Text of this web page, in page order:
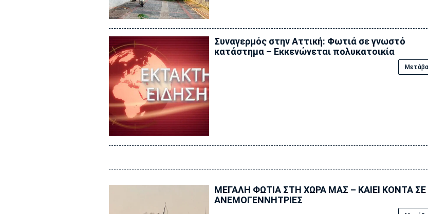
Συναγερμός στην Αττική: Φωτιά σε γνωστό
κατάστημα – Εκκενώνεται πολυκατοικία
ΜΕΓΑΛΗ ΦΩΤΙΑ ΣΤΗ ΧΩΡΑ ΜΑΣ – ΚΑΙΕΙ ΚΟΝΤΑ ΣΕ
ΑΝΕΜΟΓΕΝΝΗΤΡΙΕΣ